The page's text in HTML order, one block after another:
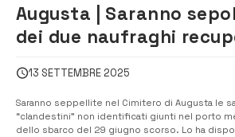
Augusta | Saranno
dei due naufraghi
13 SETTEMBRE 2025
Saranno seppellite nel Cimitero di Augusta le
“clandestini” non identificati giunti nel porto
dello sbarco del 29 giugno scorso. Lo ha